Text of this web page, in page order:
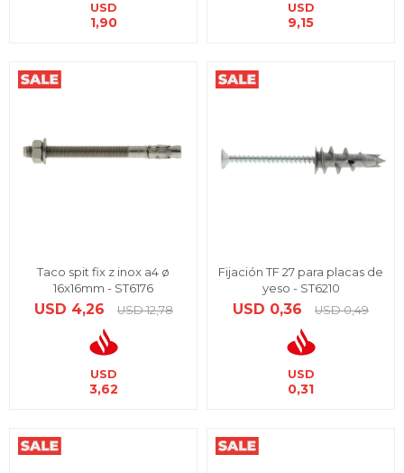
USD
1,90
USD
9,15
Taco spit fix z inox a4 ø
16x16mm - ST6176
USD 4,26 USD 12,78
USD
3,62
Fijación TF 27 para placas de
yeso - ST6210
USD 0,36 USD 0,49
USD
0,31